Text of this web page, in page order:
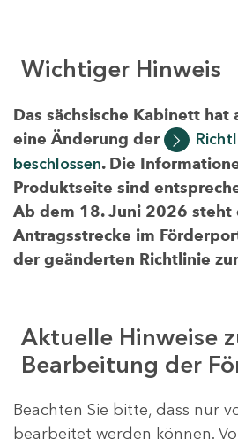
Wichtiger Hinweis
Das sächsische Kabinett
eine Änderung der
beschlossen. Die
Produktseite sind
Ab dem 18. Juni 2026 steht
Antragsstrecke im
der geänderten Richtlinie
Aktuelle Hinweise
Bearbeitung der
Beachten Sie bitte, dass nur
bearbeitet werden können.